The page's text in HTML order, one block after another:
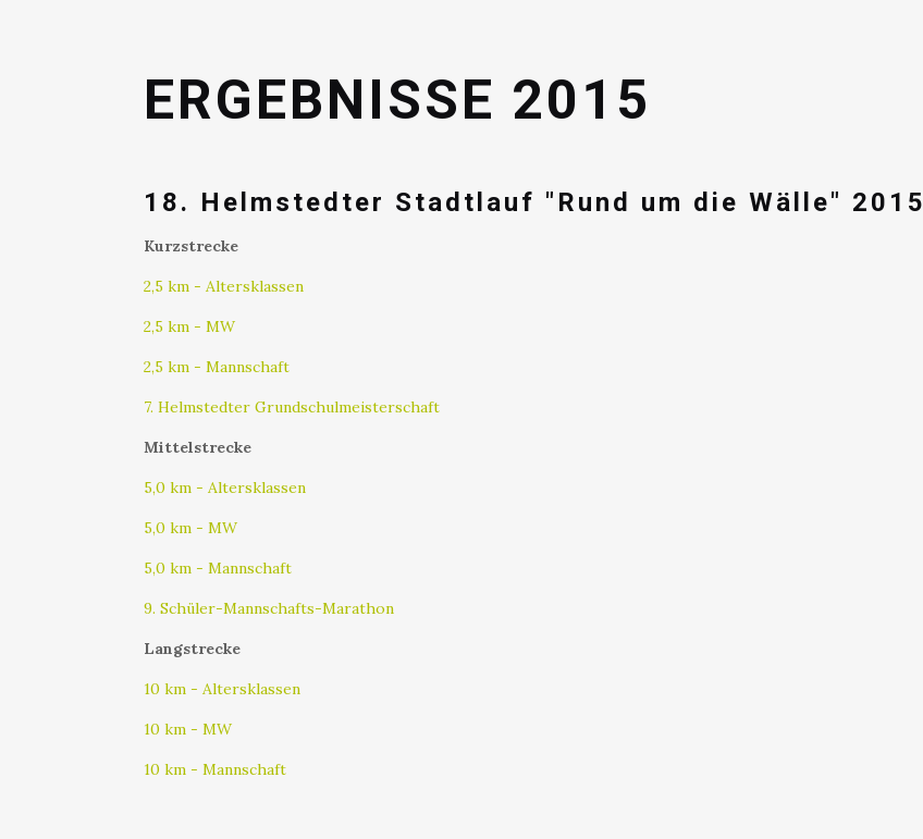
ERGEBNISSE 2015
18. Helmstedter Stadtlauf "Rund um die Wälle" 2015
Kurzstrecke
2,5 km - Altersklassen
2,5 km - MW
2,5 km - Mannschaft
7. Helmstedter Grundschulmeisterschaft
Mittelstrecke
5,0 km - Altersklassen
5,0 km - MW
5,0 km - Mannschaft
9. Schüler-Mannschafts-Marathon
Langstrecke
10 km - Altersklassen
10 km - MW
10 km - Mannschaft